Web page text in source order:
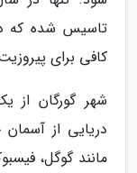
تاسیس شده که
کافی برای
شهر گورگان از
دریایی از